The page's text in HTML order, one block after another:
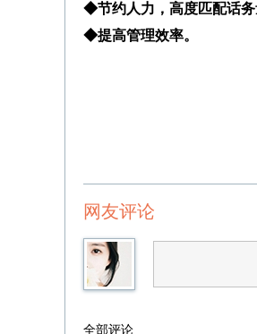
◆节约人力，高度匹配话务
◆提高管理效率。
网友评论
全部评论